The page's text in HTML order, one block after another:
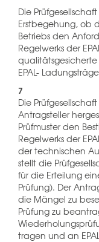
Die
Erstbegehung, ob
Betriebs den
Regelwerks der
EPAL-
7
Die
Antragsteller
Prüfmuster den
Regelwerks der
der technischen
stellt die
für die Erteilung
Prüfung). Der
die Mängel zu
Prüfung zu
tragen und an